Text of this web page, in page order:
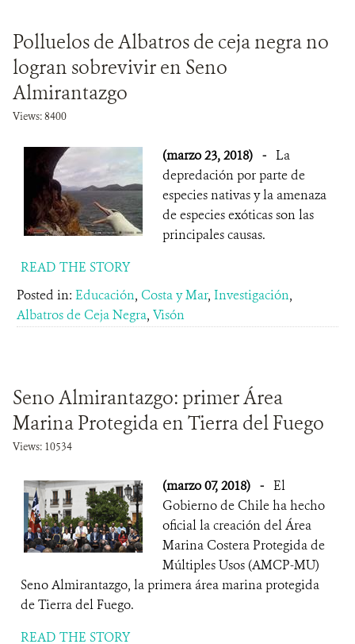
Polluelos de Albatros de ceja negra no
logran sobrevivir en Seno
Almirantazgo
Views: 8400
(marzo 23, 2018) - La
depredación por parte de
especies nativas y la amenaza
de especies exóticas son las
principales causas.
READ THE STORY
Posted in: Educación, Costa y Mar, Investigación,
Albatros de Ceja Negra, Visón
Seno Almirantazgo: primer Área
Marina Protegida en Tierra del Fuego
Views: 10534
(marzo 07, 2018) - El
Gobierno de Chile ha hecho
oficial la creación del Área
Marina Costera Protegida de
Múltiples Usos (AMCP-MU)
Seno Almirantazgo, la primera área marina protegida
de Tierra del Fuego.
READ THE STORY